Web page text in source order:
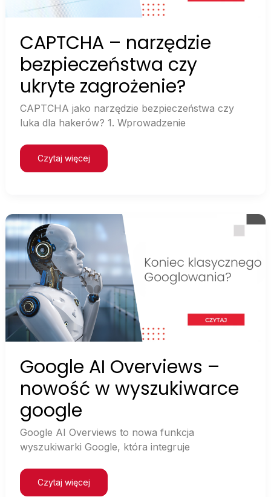
CAPTCHA – narzędzie
bezpieczeństwa czy
ukryte zagrożenie?
CAPTCHA jako narzędzie bezpieczeństwa czy
luka dla hakerów? 1. Wprowadzenie
Czytaj więcej
Google AI Overviews –
nowość w wyszukiwarce
google
Google AI Overviews to nowa funkcja
wyszukiwarki Google, która integruje
Google
AI
Overviews
–
nowość
w
wyszukiwarce
google
Czytaj więcej